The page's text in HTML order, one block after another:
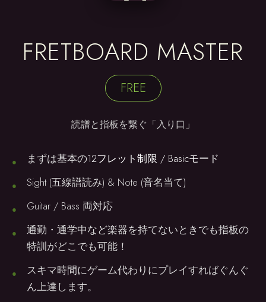
FRETBOARD MASTER
FREE
読譜と指板を繋ぐ「入り口」
まずは基本の12フレット制限 / Basicモード
Sight (五線譜読み) & Note (音名当て)
Guitar / Bass 両対応
通勤・通学中など楽器を持てないときでも指板の
特訓がどこでも可能！
スキマ時間にゲーム代わりにプレイすればぐんぐ
ん上達します。